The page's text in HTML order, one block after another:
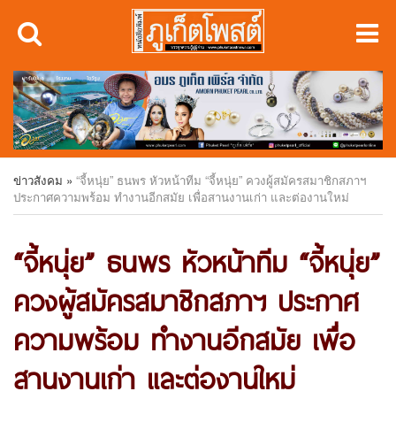
ข่าวสังคม » “จี้หนุ่ย” ธนพร หัวหน้าทีม “จี้หนุ่ย” ควงผู้สมัครสมาชิกสภาฯ
ประกาศความพร้อม ทำงานอีกสมัย เพื่อสานงานเก่า และต่องานใหม่
“จี้หนุ่ย” ธนพร หัวหน้าทีม “จี้หนุ่ย”
ควงผู้สมัครสมาชิกสภาฯ ประกาศ
ความพร้อม ทำงานอีกสมัย เพื่อ
สานงานเก่า และต่องานใหม่